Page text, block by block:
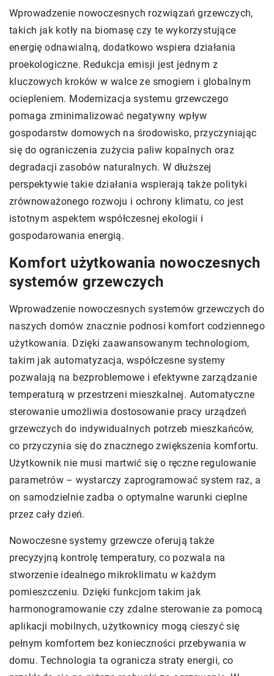
Wprowadzenie nowoczesnych rozwiązań grzewczych,
takich jak kotły na biomasę czy te wykorzystujące
energię odnawialną, dodatkowo wspiera działania
proekologiczne. Redukcja emisji jest jednym z
kluczowych kroków w walce ze smogiem i globalnym
ociepleniem. Modernizacja systemu grzewczego
pomaga zminimalizować negatywny wpływ
gospodarstw domowych na środowisko, przyczyniając
się do ograniczenia zużycia paliw kopalnych oraz
degradacji zasobów naturalnych. W dłuższej
perspektywie takie działania wspierają także polityki
zrównoważonego rozwoju i ochrony klimatu, co jest
istotnym aspektem współczesnej ekologii i
gospodarowania energią.
Komfort użytkowania nowoczesnych
systemów grzewczych
Wprowadzenie nowoczesnych systemów grzewczych do
naszych domów znacznie podnosi komfort codziennego
użytkowania. Dzięki zaawansowanym technologiom,
takim jak automatyzacja, współczesne systemy
pozwalają na bezproblemowe i efektywne zarządzanie
temperaturą w przestrzeni mieszkalnej. Automatyczne
sterowanie umożliwia dostosowanie pracy urządzeń
grzewczych do indywidualnych potrzeb mieszkańców,
co przyczynia się do znacznego zwiększenia komfortu.
Użytkownik nie musi martwić się o ręczne regulowanie
parametrów – wystarczy zaprogramować system raz, a
on samodzielnie zadba o optymalne warunki cieplne
przez cały dzień.
Nowoczesne systemy grzewcze oferują także
precyzyjną kontrolę temperatury, co pozwala na
stworzenie idealnego mikroklimatu w każdym
pomieszczeniu. Dzięki funkcjom takim jak
harmonogramowanie czy zdalne sterowanie za pomocą
aplikacji mobilnych, użytkownicy mogą cieszyć się
pełnym komfortem bez konieczności przebywania w
domu. Technologia ta ogranicza straty energii, co